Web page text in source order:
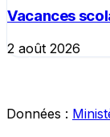
Vacances
2 août 2026
Données :